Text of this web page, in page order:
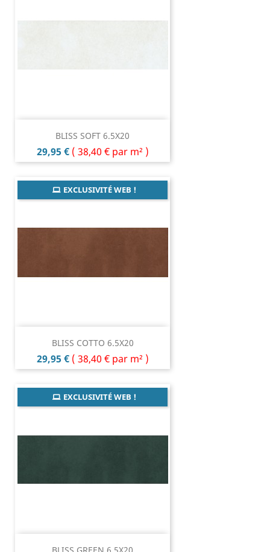
BLISS SOFT 6.5X20
Prix
29,95 € ( 38,40 € par m² )
BLISS COTTO 6.5X20
Prix
29,95 € ( 38,40 € par m² )
EXCLUSIVITÉ WEB !
EXCLUSIVITÉ WEB !